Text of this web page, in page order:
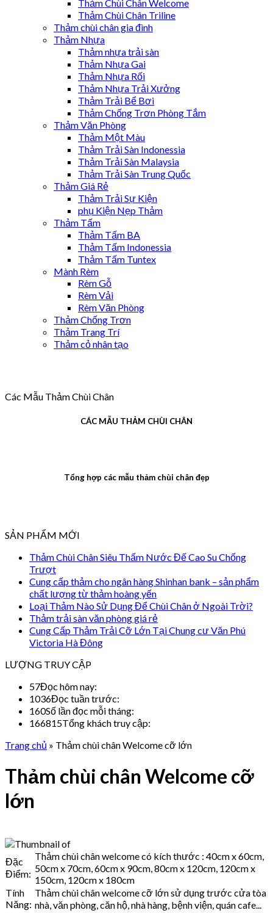
Thảm Chùi Chân Welcome
Thảm Chùi Chân Triline
Thảm chùi chân gia đình
Thảm Nhựa
Thảm nhựa trải sàn
Thảm Nhựa Gai
Thảm Nhựa Rối
Thảm Nhựa Trải Xưởng
Thảm Trải Bể Bơi
Thảm Chống Trơn Phòng Tắm
Thảm Văn Phòng
Thảm Một Màu
Thảm Trải Sàn Indonessia
Thảm Trải Sàn Malaysia
Thảm Trải Sàn Trung Quốc
Thảm Giá Rẻ
Thảm Trải Sự Kiện
phụ Kiện Nẹp Thảm
Thảm Tấm
Thảm Tấm BA
Thảm Tấm Indonessia
Thảm Tấm Tuntex
Mành Rèm
Rèm Gỗ
Rèm Vải
Rèm Văn Phòng
Thảm Chống Trơn
Thảm Trang Trí
Thảm cỏ nhân tạo
Các Mẫu Thảm Chùi Chân
CÁC MẪU THẢM CHÙI CHÂN
Tổng hợp các mẫu thảm chùi chân đẹp
SẢN PHẨM MỚI
Thảm Chùi Chân Siêu Thấm Nước Đế Cao Su Chống
Trượt
Cung cấp thảm cho ngân hàng Shinhan bank – sản phẩm
chất lượng từ thảm hoàng yến
Loại Thảm Nào Sử Dụng Để Chùi Chân ở Ngoài Trời?
Thảm trải sàn văn phòng giá rẻ
Cung Cấp Thảm Trải Cỡ Lớn Tại Chung cư Văn Phú
Victoria Hà Đông
LƯỢNG TRUY CẬP
57Đọc hôm nay:
1036Đọc tuần trước:
160Số lần đọc mỗi tháng:
166815Tổng khách truy cập:
Trang chủ » Thảm chùi chân Welcome cỡ lớn
Thảm chùi chân Welcome cỡ
lớn
Đặc
Điểm:
Thảm chùi chân welcome có kích thước : 40cm x 60cm,
50cm x 70cm, 60cm x 90cm, 80cm x 120cm, 120cm x
150cm, 120cm x 180cm
Tính
Năng:
Thảm chùi chân welcome cỡ lớn sử dụng trước cửa tòa
nhà, văn phòng, căn hộ, nhà hàng, bệnh viện, quán cafe...